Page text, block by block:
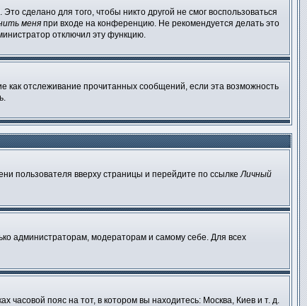
сделано для того, чтобы никто другой не смог воспользоваться
меня при входе на конференцию. Не рекомендуется делать это
отключил эту функцию.
как отслеживание прочитанных сообщений, если эта возможность
пользователя вверху страницы и перейдите по ссылкеЛичный
администраторам, модераторам и самому себе. Для всех
часовой пояс на тот, в котором вы находитесь: Москва, Киев и т. д.